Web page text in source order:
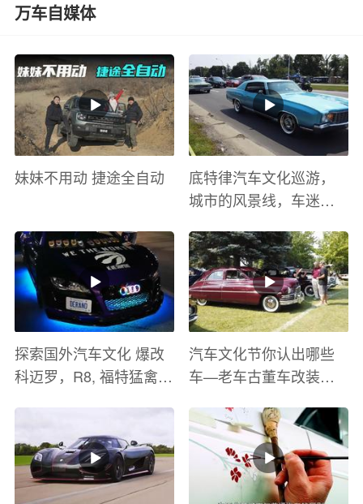
万车自媒体
妹妹不用动 捷途全自动
底特律汽车文化巡游，
城市的风景线，车迷的
探索国外汽车文化 爆改
科迈罗，R8, 福特猛禽
汽车文化节你认出哪些
车—老车古董车改装车